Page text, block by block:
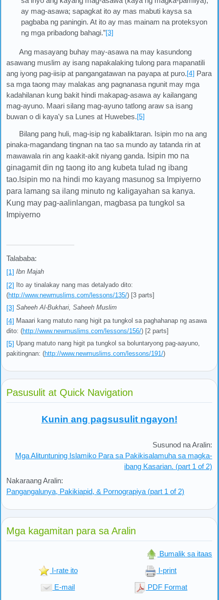
ay mag-asawa; sapagkat ito ay mas mabuti kaysa sa
pagbaba ng paningin. At ito ay mas mainam na proteksyon
ng mga pribadong bahagi.”[3]
Ang masayang buhay may-asawa na may kasundong
asawang muslim ay isang napakalaking tulong para mapanatili
ang iyong pag-iisip at pangangatawan na payapa at puro.[4] Para
sa mga taong may malakas ang pagnanasa ngunit may mga
kadahilanan kung bakit hindi makapag-asawa ay kailangang
mag-ayuno. Maari silang mag-ayuno tatlong araw sa isang
buwan o di kaya'y sa Lunes at Huwebes.[5]
Bilang pang huli, mag-isip ng kabaliktaran. Isipin mo na ang
pinaka-magandang tingnan na tao sa mundo ay tatanda rin at
mawawala rin ang kaakit-akit niyang ganda. Isipin mo na
ginagamit din ng taong ito ang kubeta tulad ng ibang
tao. Isipin mo na hindi mo kayang masunog sa Impiyerno
para lamang sa ilang minuto ng kaligayahan sa kanya.
Kung may pag-aalinlangan, magbasa pa tungkol sa
Impiyerno
Talababa:
[1] Ibn Majah
[2] Ito ay tinalakay nang mas detalyado dito:
(http://www.newmuslims.com/lessons/135/) [3 parts]
[3] Saheeh Al-Bukhari, Saheeh Muslim
[4] Maaari kang matuto nang higit pa tungkol sa paghahanap ng asawa
dito: (http://www.newmuslims.com/lessons/156/) [2 parts]
[5] Upang matuto nang higit pa tungkol sa boluntaryong pag-aayuno,
pakitingnan: (http://www.newmuslims.com/lessons/191/)
Pasusulit at Quick Navigation
Kunin ang pagsusulit ngayon!
Nakaraang Aralin:
Pangangalunya, Pakikiapid, & Pornograpiya (part 1 of 2)
Susunod na Aralin:
Mga Alituntuning Islamiko Para sa Pakikisalamuha sa magka-
ibang Kasarian. (part 1 of 2)
Mga kagamitan para sa Aralin
Bumalik sa itaas
I-rate ito I-print
E-mail PDF Format